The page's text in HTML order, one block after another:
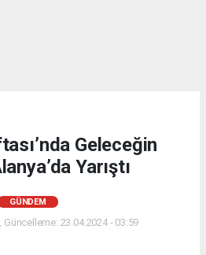
Geleceğin
Yarıştı
GÜNDEM
Güncelleme: 23.04.2024 - 03:59